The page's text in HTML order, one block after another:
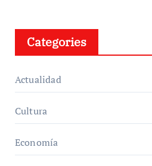
Categories
Actualidad
Cultura
Economía